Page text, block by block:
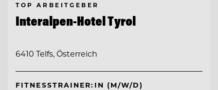
TOP ARBEITGEBER
Interalpen-Hotel Tyrol
6410 Telfs, Österreich
FITNESSTRAINER:IN (M/W/D)